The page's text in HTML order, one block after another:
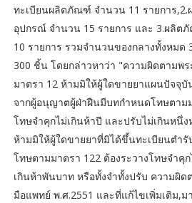
ทะเบียนผลิตภัณฑ์ จำนวน 11 รายการ
อุปกรณ์ จำนวน 15 รายการ และ 3.ผลิต
10 รายการ รวมจำนวนของกลางทั้งหมด
300 ชิ้น โดยกล่าวหาว่า "ความผิดตามพ
มาตรา 12 ห้ามมิให้ผู้ใดขายยาแผนปัจจุ
จากผู้อนุญาตผู้ฝ่าฝืนมีบทกำหนดโทษตาม
โทษจำคุกไม่เกินห้าปี และปรับไม่เกินหนึ่
ห้ามมิให้ผู้ใดขายยาที่มิได้ขึ้นทะเบียนตำ
โทษตามมาตรา 122 ต้องระวางโทษจำคุ
เกินห้าพันบาท หรือทั้งจำทั้งปรับ ความผิ
มือแพทย์ พ.ศ.2551 และที่แก้ไขเพิ่มเติม,